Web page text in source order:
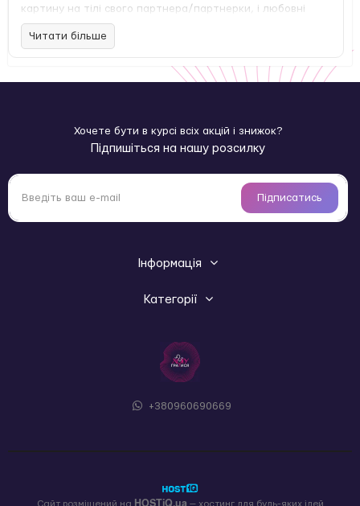
картину на тілі свого партнера/партнерки, і любовні
ласощі готові! Пензликом можна також полоскотати,
підігрівши інтерес до вашої персони.
Їстівна фарба на водній основі підходить для всього тіла,
зокрема ерогенних зон, робить шкіру м'якою та
шкірі, ні на білизні. Легко змивається водою.
Особливості Shunga BODYPAINTING:
Без барвників.
Пензлик у комплекті.
(theobroma cacao powder), Sodium citrate, Salt (Sodium
#6 (CI 15985), FD&C Red #40 (CI 16035), FD&C Blue #1 (CI
Читати більше
Хочете бути в курсі всіх акцій і знижок?
Підпишіться на нашу розсилку
Підписатись
Інформація
Категорії
+380960690669
Сайт розміщений на HOSTiQ.ua — хостинг для будь-яких ідей